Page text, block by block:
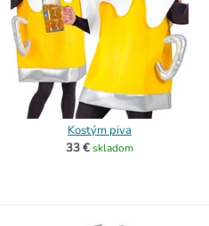
Kostým piva
33 €skladom